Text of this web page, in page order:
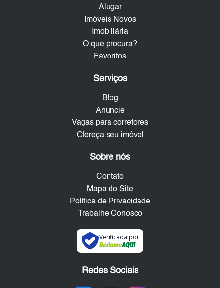
Alugar
Imóveis Novos
Imobiliária
O que procura?
Favoritos
Serviços
Blog
Anuncie
Vagas para corretores
Ofereça seu imóvel
Sobre nós
Contato
Mapa do Site
Política de Privacidade
Trabalhe Conosco
Verificada por
Redes Sociais